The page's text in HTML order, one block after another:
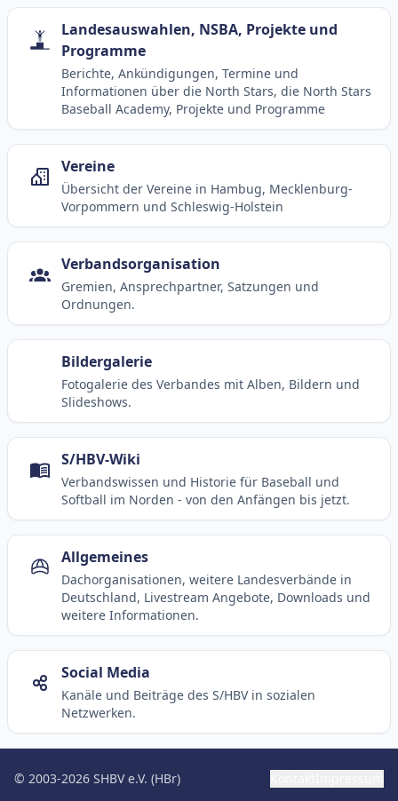
Landesauswahlen, NSBA, Projekte und
Programme
Berichte, Ankündigungen, Termine und
Informationen über die North Stars, die North Stars
Baseball Academy, Projekte und Programme
Vereine
Übersicht der Vereine in Hambug, Mecklenburg-
Vorpommern und Schleswig-Holstein
Verbandsorganisation
Gremien, Ansprechpartner, Satzungen und
Ordnungen.
Bildergalerie
Fotogalerie des Verbandes mit Alben, Bildern und
Slideshows.
S/HBV-Wiki
Verbandswissen und Historie für Baseball und
Softball im Norden - von den Anfängen bis jetzt.
Allgemeines
Dachorganisationen, weitere Landesverbände in
Deutschland, Livestream Angebote, Downloads und
weitere Informationen.
Social Media
Kanäle und Beiträge des S/HBV in sozialen
Netzwerken.
© 2003-2026 SHBV e.V. (HBr)